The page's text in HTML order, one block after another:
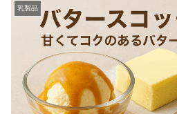
乳製品